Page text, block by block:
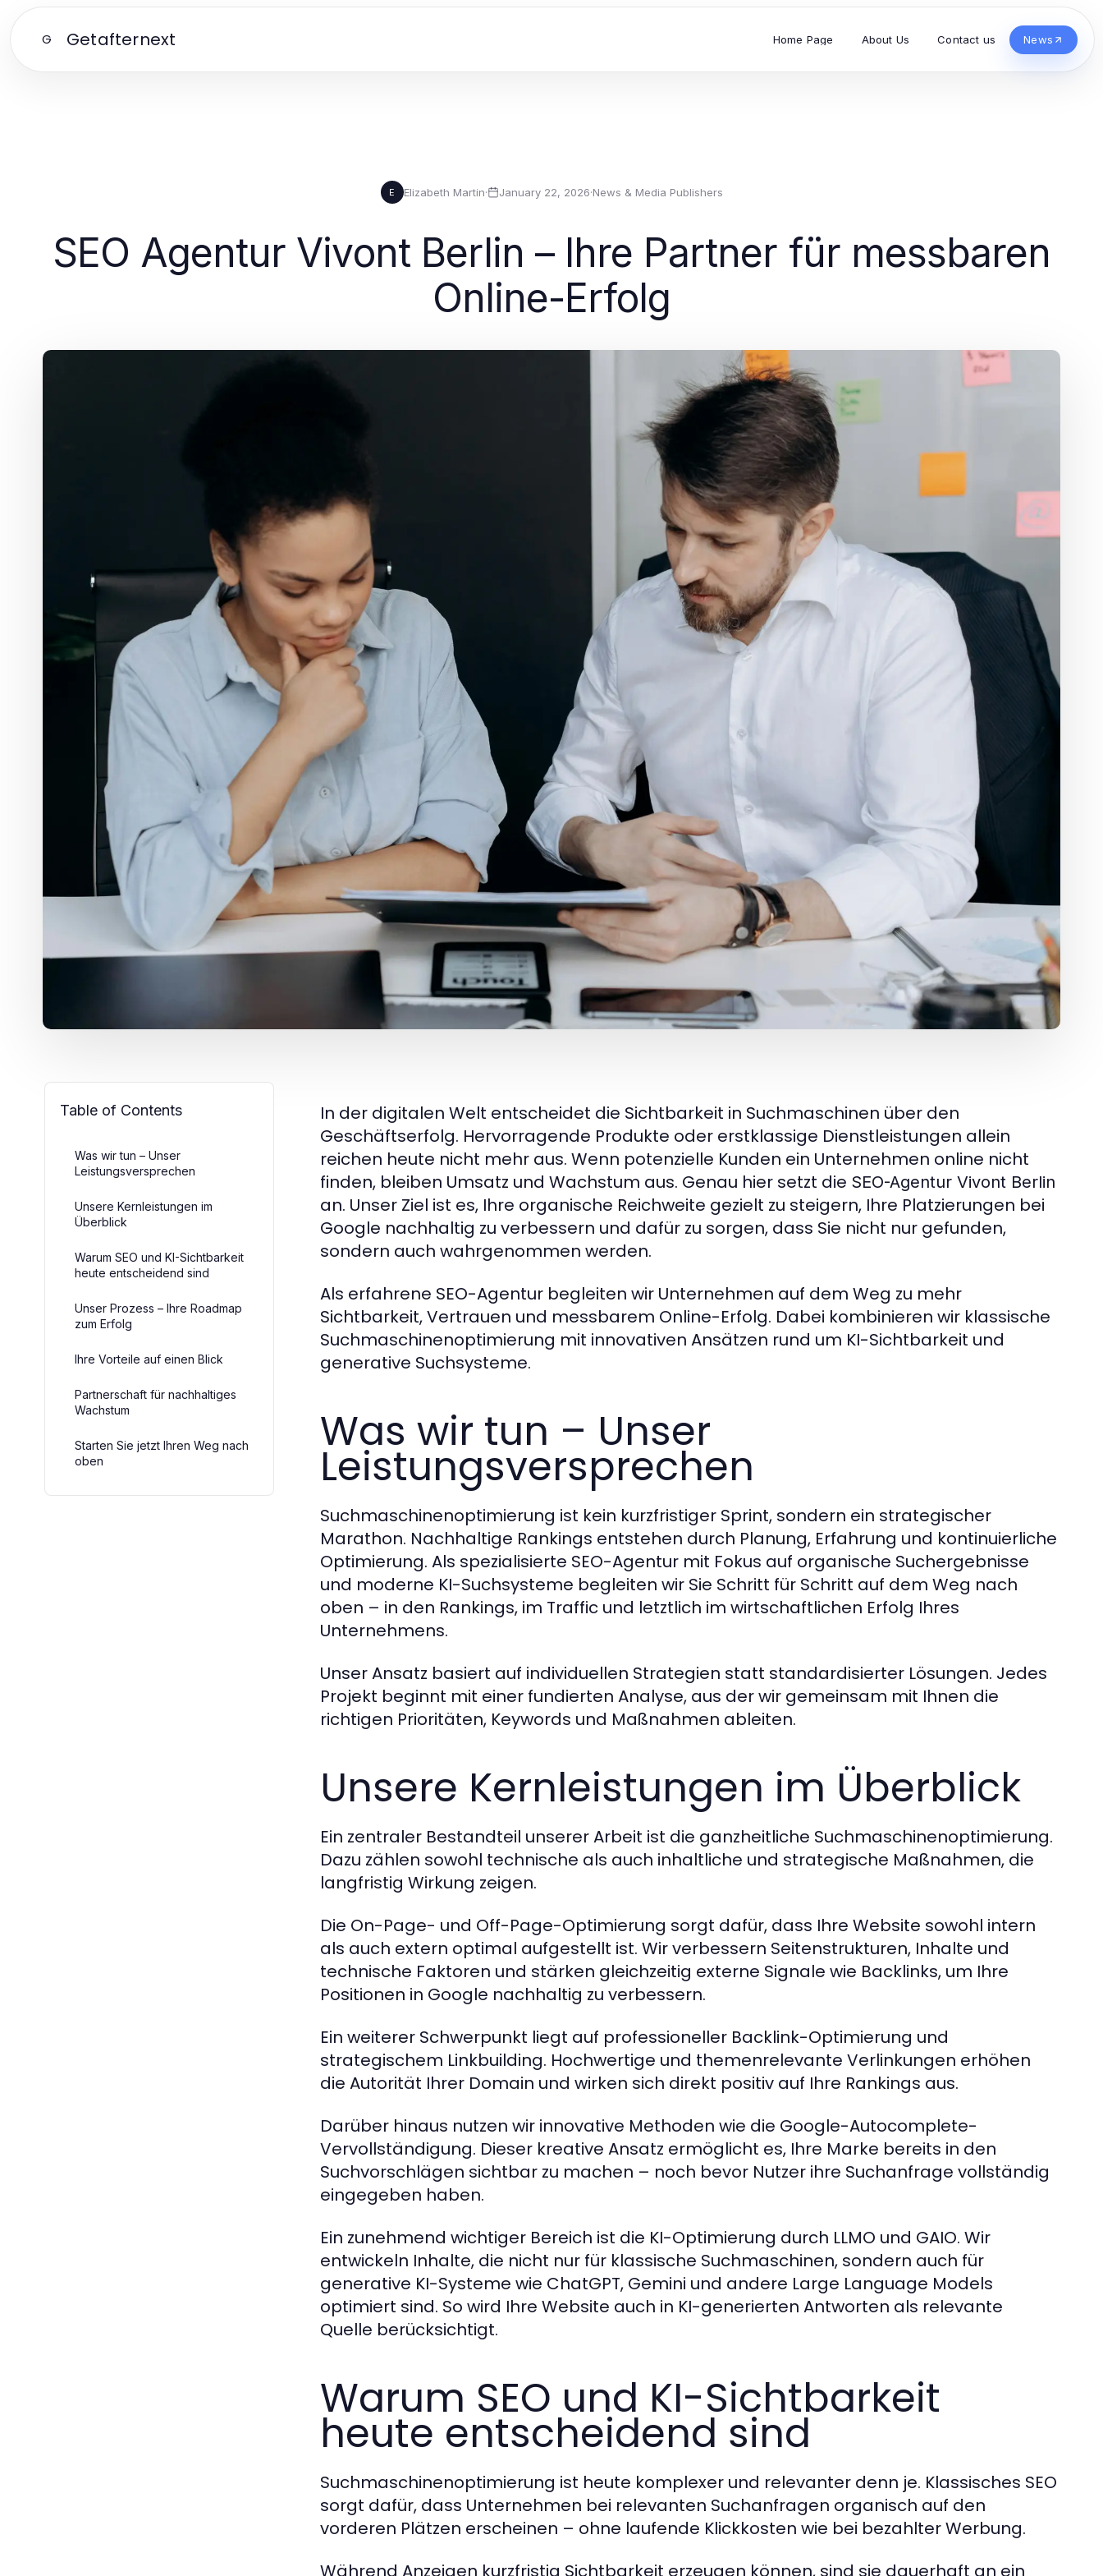
G Getafternext Home Page About Us Contact us News
E Elizabeth Martin· January 22, 2026·News & Media Publishers
SEO Agentur Vivont Berlin – Ihre Partner für messbaren
Online-Erfolg
Table of Contents
Was wir tun – Unser
Leistungsversprechen
Unsere Kernleistungen im
Überblick
Warum SEO und KI-Sichtbarkeit
heute entscheidend sind
Unser Prozess – Ihre Roadmap
zum Erfolg
Ihre Vorteile auf einen Blick
Partnerschaft für nachhaltiges
Wachstum
Starten Sie jetzt Ihren Weg nach
oben
In der digitalen Welt entscheidet die Sichtbarkeit in Suchmaschinen über den
Geschäftserfolg. Hervorragende Produkte oder erstklassige Dienstleistungen allein
reichen heute nicht mehr aus. Wenn potenzielle Kunden ein Unternehmen online nicht
finden, bleiben Umsatz und Wachstum aus. Genau hier setzt die SEO-Agentur Vivont Berlin
an. Unser Ziel ist es, Ihre organische Reichweite gezielt zu steigern, Ihre Platzierungen bei
Google nachhaltig zu verbessern und dafür zu sorgen, dass Sie nicht nur gefunden,
sondern auch wahrgenommen werden.
Als erfahrene SEO-Agentur begleiten wir Unternehmen auf dem Weg zu mehr
Sichtbarkeit, Vertrauen und messbarem Online-Erfolg. Dabei kombinieren wir klassische
Suchmaschinenoptimierung mit innovativen Ansätzen rund um KI-Sichtbarkeit und
generative Suchsysteme.
Was wir tun – Unser
Leistungsversprechen
Suchmaschinenoptimierung ist kein kurzfristiger Sprint, sondern ein strategischer
Marathon. Nachhaltige Rankings entstehen durch Planung, Erfahrung und kontinuierliche
Optimierung. Als spezialisierte SEO-Agentur mit Fokus auf organische Suchergebnisse
und moderne KI-Suchsysteme begleiten wir Sie Schritt für Schritt auf dem Weg nach
oben – in den Rankings, im Traffic und letztlich im wirtschaftlichen Erfolg Ihres
Unternehmens.
Unser Ansatz basiert auf individuellen Strategien statt standardisierter Lösungen. Jedes
Projekt beginnt mit einer fundierten Analyse, aus der wir gemeinsam mit Ihnen die
richtigen Prioritäten, Keywords und Maßnahmen ableiten.
Unsere Kernleistungen im Überblick
Ein zentraler Bestandteil unserer Arbeit ist die ganzheitliche Suchmaschinenoptimierung.
Dazu zählen sowohl technische als auch inhaltliche und strategische Maßnahmen, die
langfristig Wirkung zeigen.
Die On-Page- und Off-Page-Optimierung sorgt dafür, dass Ihre Website sowohl intern
als auch extern optimal aufgestellt ist. Wir verbessern Seitenstrukturen, Inhalte und
technische Faktoren und stärken gleichzeitig externe Signale wie Backlinks, um Ihre
Positionen in Google nachhaltig zu verbessern.
Ein weiterer Schwerpunkt liegt auf professioneller Backlink-Optimierung und
strategischem Linkbuilding. Hochwertige und themenrelevante Verlinkungen erhöhen
die Autorität Ihrer Domain und wirken sich direkt positiv auf Ihre Rankings aus.
Darüber hinaus nutzen wir innovative Methoden wie die Google-Autocomplete-
Vervollständigung. Dieser kreative Ansatz ermöglicht es, Ihre Marke bereits in den
Suchvorschlägen sichtbar zu machen – noch bevor Nutzer ihre Suchanfrage vollständig
eingegeben haben.
Ein zunehmend wichtiger Bereich ist die KI-Optimierung durch LLMO und GAIO. Wir
entwickeln Inhalte, die nicht nur für klassische Suchmaschinen, sondern auch für
generative KI-Systeme wie ChatGPT, Gemini und andere Large Language Models
optimiert sind. So wird Ihre Website auch in KI-generierten Antworten als relevante
Quelle berücksichtigt.
Warum SEO und KI-Sichtbarkeit
heute entscheidend sind
Suchmaschinenoptimierung ist heute komplexer und relevanter denn je. Klassisches SEO
sorgt dafür, dass Unternehmen bei relevanten Suchanfragen organisch auf den
vorderen Plätzen erscheinen – ohne laufende Klickkosten wie bei bezahlter Werbung.
Während Anzeigen kurzfristig Sichtbarkeit erzeugen können, sind sie dauerhaft an ein